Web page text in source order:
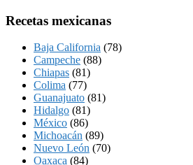
Recetas mexicanas
Baja California (78)
Campeche (88)
Chiapas (81)
Colima (77)
Guanajuato (81)
Hidalgo (81)
México (86)
Michoacán (89)
Nuevo León (70)
Oaxaca (84)